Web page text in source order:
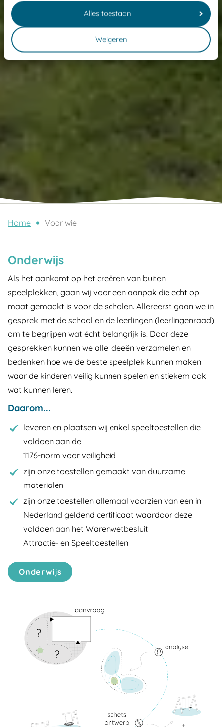
Alles toestaan
Weigeren
Home Voor wie
Onderwijs
Als het aankomt op het creëren van buiten
speelplekken, gaan wij voor een aanpak die echt op
maat gemaakt is voor de scholen. Allereerst gaan we in
gesprek met de school en de leerlingen (leerlingenraad)
om te begrijpen wat écht belangrijk is. Door deze
gesprekken kunnen we alle ideeën verzamelen en
bedenken hoe we de beste speelplek kunnen maken
waar de kinderen veilig kunnen spelen en stiekem ook
wat kunnen leren.
Daarom...
leveren en plaatsen wij enkel speeltoestellen die
voldoen aan de
1176-norm voor veiligheid
zijn onze toestellen gemaakt van duurzame
materialen
zijn onze toestellen allemaal voorzien van een in
Nederland geldend certificaat waardoor deze
voldoen aan het Warenwetbesluit
Attractie- en Speeltoestellen
Onderwijs